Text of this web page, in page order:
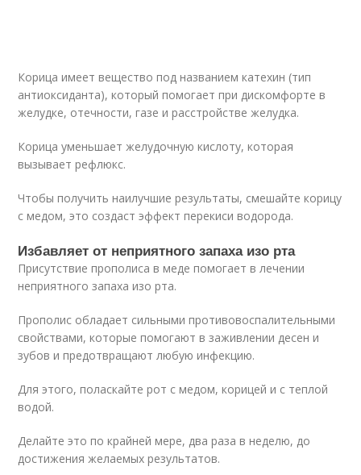
Корица имеет вещество под названием катехин (тип
антиоксиданта), который помогает при дискомфорте в
желудке, отечности, газе и расстройстве желудка.
Корица уменьшает желудочную кислоту, которая
вызывает рефлюкс.
Чтобы получить наилучшие результаты, смешайте корицу
с медом, это создаст эффект перекиси водорода.
Избавляет от неприятного запаха изо рта
Присутствие прополиса в меде помогает в лечении
неприятного запаха изо рта.
Прополис обладает сильными противовоспалительными
свойствами, которые помогают в заживлении десен и
зубов и предотвращают любую инфекцию.
Для этого, поласкайте рот с медом, корицей и с теплой
водой.
Делайте это по крайней мере, два раза в неделю, до
достижения желаемых результатов.